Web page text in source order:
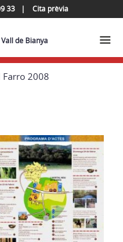
33 Cita prèvia
de Bianya
Farro 2008